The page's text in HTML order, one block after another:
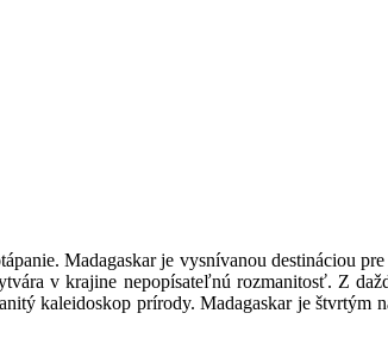
Madagaskar je vysnívanou destináciou
v krajine nepopísateľnú rozmanitosť. Z
kaleidoskop prírody. Madagaskar je štvrtým